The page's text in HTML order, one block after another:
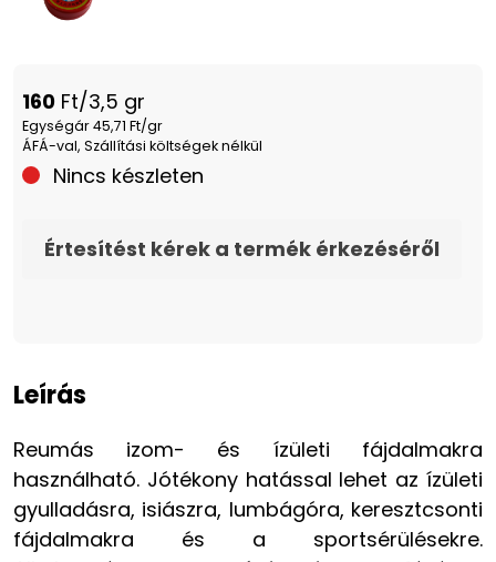
160 Ft/3,5 gr
Egységár 45,71 Ft/gr
ÁFÁ-val, Szállítási költségek nélkül
Nincs készleten
Értesítést kérek a termék érkezéséről
Leírás
Reumás izom- és ízületi fájdalmakra
használható. Jótékony hatással lehet az ízületi
gyulladásra, isiászra, lumbágóra, keresztcsonti
fájdalmakra és a sportsérülésekre.